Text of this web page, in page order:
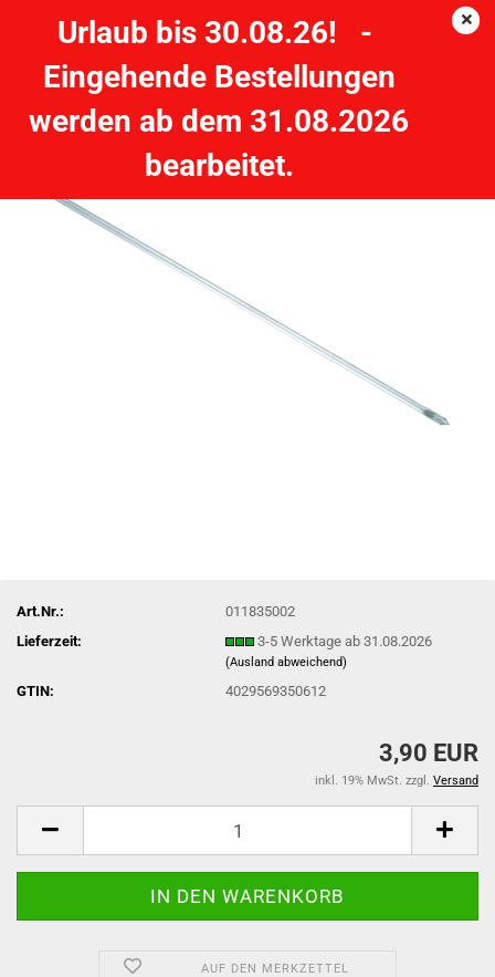
Urlaub bis 30.08.26! -
Eingehende Bestellungen
werden ab dem 31.08.2026
bearbeitet.
Erdspeer Aluminium 80cm
Art.Nr.:
011835002
Lieferzeit:
3-5 Werktage ab 31.08.2026
(Ausland abweichend)
GTIN: 4029569350612
3,90 EUR
inkl. 19% MwSt. zzgl. Versand
AUF DEN MERKZETTEL